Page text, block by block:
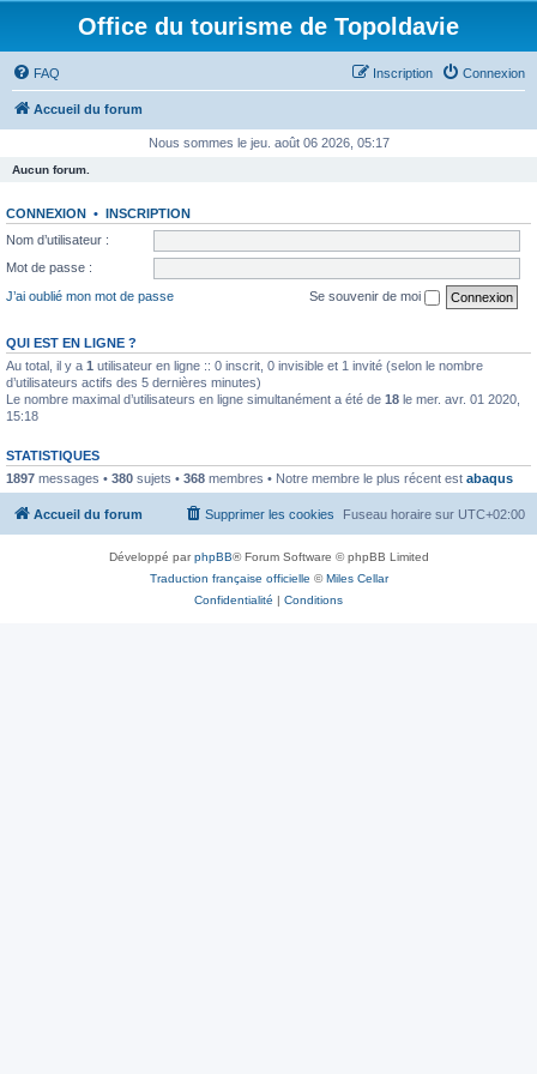
Office du tourisme de Topoldavie
FAQ Connexion
Inscription
Accueil du forum
Nous sommes le jeu. août 06 2026, 05:17
Aucun forum.
CONNEXION • INSCRIPTION
Nom d’utilisateur :
Mot de passe :
J’ai oublié mon mot de passe
Se souvenir de moi
QUI EST EN LIGNE ?
Au total, il y a 1 utilisateur en ligne :: 0 inscrit, 0 invisible et 1 invité (selon le nombre
d’utilisateurs actifs des 5 dernières minutes)
Le nombre maximal d’utilisateurs en ligne simultanément a été de 18 le mer. avr. 01 2020,
15:18
STATISTIQUES
1897 messages • 380 sujets • 368 membres • Notre membre le plus récent est abaqus
Accueil du forum Fuseau horaire sur UTC+02:00
Supprimer les cookies
Développé parphpBB® Forum Software © phpBB Limited
Traduction française officielle ©Miles Cellar
Confidentialité | Conditions